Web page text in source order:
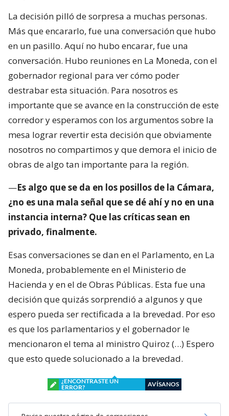
La decisión pilló de sorpresa a muchas personas.
Más que encararlo, fue una conversación que hubo
en un pasillo. Aquí no hubo encarar, fue una
conversación. Hubo reuniones en La Moneda, con el
gobernador regional para ver cómo poder
destrabar esta situación. Para nosotros es
importante que se avance en la construcción de este
corredor y esperamos con los argumentos sobre la
mesa lograr revertir esta decisión que obviamente
nosotros no compartimos y que demora el inicio de
obras de algo tan importante para la región.
—Es algo que se da en los posillos de la Cámara,
¿no es una mala señal que se dé ahí y no en una
instancia interna? Que las críticas sean en
privado, finalmente.
Esas conversaciones se dan en el Parlamento, en La
Moneda, probablemente en el Ministerio de
Hacienda y en el de Obras Públicas. Esta fue una
decisión que quizás sorprendió a algunos y que
espero pueda ser rectificada a la brevedad. Por eso
es que los parlamentarios y el gobernador le
mencionaron el tema al ministro Quiroz (…) Espero
que esto quede solucionado a la brevedad.
¿ENCONTRASTE UN
ERROR?
AVÍSANOS